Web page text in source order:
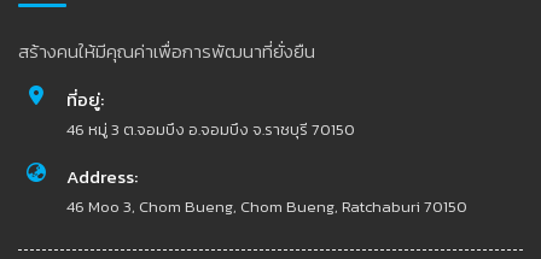
สร้างคนให้มีคุณค่าเพื่อการพัฒนาที่ยั่งยืน
ที่อยู่:
46 หมู่ 3 ต.จอมบึง อ.จอมบึง จ.ราชบุรี 70150
Address:
46 Moo 3, Chom Bueng, Chom Bueng, Ratchaburi 70150